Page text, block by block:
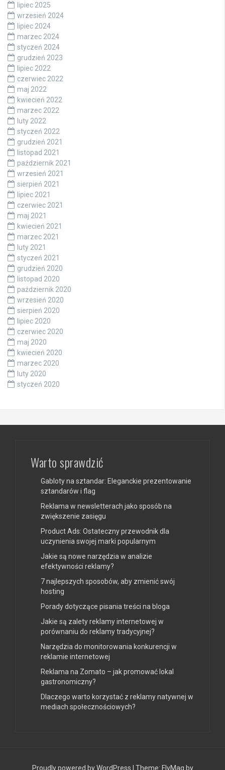
lipiec 2025
wrzesień 2024
lipiec 2024
marzec 2024
styczeń 2024
grudzień 2023
lipiec 2022
czerwiec 2022
maj 2022
kwiecień 2022
marzec 2022
luty 2022
styczeń 2022
grudzień 2021
listopad 2021
październik 2021
wrzesień 2021
sierpień 2021
lipiec 2021
czerwiec 2021
maj 2021
kwiecień 2021
marzec 2021
luty 2021
styczeń 2021
grudzień 2020
listopad 2020
październik 2020
wrzesień 2020
sierpień 2020
lipiec 2020
czerwiec 2020
maj 2020
kwiecień 2020
marzec 2020
luty 2020
styczeń 2020
Warto sprawdzić
Gabloty na sztandar: Eleganckie prezentowanie
sztandarów i flag
Reklama w newsletterach jako sposób na
zwiększenie zasięgu
Product Ads: Ostateczny przewodnik dla
uczynienia swojej marki popularnym
Jakie są nowe narzędzia w analizie
efektywności reklamy?
7 najlepszych sposobów, aby zmienić swój
hosting
Porady dotyczące pisania treści na bloga
Jakie są zalety reklamy internetowej w
porównaniu do reklamy tradycyjnej?
Narzędzia do monitorowania konkurencji w
reklamie internetowej
Reklama na Zomato – jak promować lokal
gastronomiczny?
Dlaczego warto korzystać z reklamy natywnej w
mediach społecznościowych?
Proudly powered by WordPress Theme: FlyMag by